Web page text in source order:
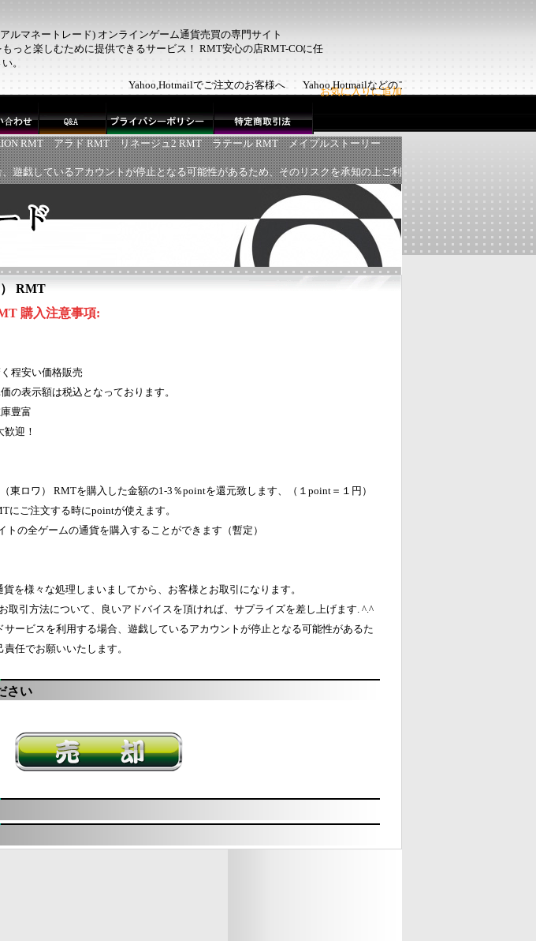
ルマネートレード) オンラインゲーム通貨売買の専門サイト
っと楽しむために提供できるサービス！ RMT安心の店RMT-COに任
。
お気に入りに追加
Yahoo,Hotmailでご注文のお客様へ Yahoo,Hotmailなどのフリーメールでご注文のお客様
RMT アラド RMT リネージュ2 RMT ラテール RMT
メイプルストーリー
遊戯しているアカウントが停止となる可能性があるため、そのリスクを承知の上ご利
RMT
購入注意事項:
程安い価格販売
の表示額は税込となっております。
豊富
迎！
東ロワ） RMTを購入した金額の1-3％pointを還元致します、（１point＝１円）
にご注文する時にpointが使えます。
の全ゲームの通貨を購入することができます（暫定）
を様々な処理しまいましてから、お客様とお取引になります。
取引方法について、良いアドバイスを頂ければ、サプライズを差し上げます. ^.^
ービスを利用する場合、遊戯しているアカウントが停止となる可能性があるた
任でお願いいたします。
さい